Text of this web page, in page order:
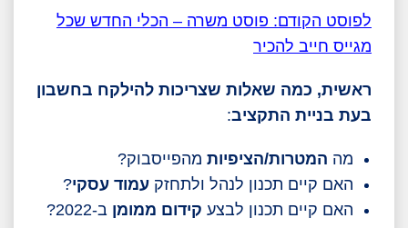
לפוסט הקודם: פוסט משרה – הכלי החדש שכל
מגייס חייב להכיר
ראשית, כמה שאלות שצריכות להילקח בחשבון
בעת בניית התקציב:
מה המטרות/הציפיות מהפייסבוק?
האם קיים תכנון לנהל ולתחזק עמוד עסקי?
האם קיים תכנון לבצע קידום ממומן
ב-2022?